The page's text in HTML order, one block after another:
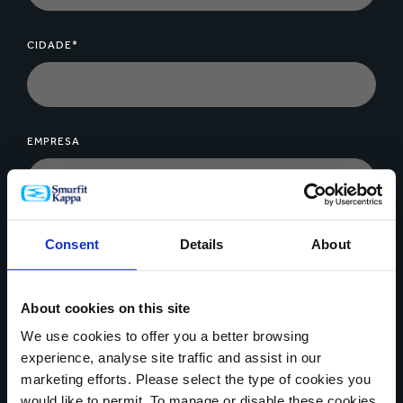
Consent Details About
About cookies on this site
We use cookies to offer you a better browsing
experience, analyse site traffic and assist in our
marketing efforts. Please select the type of cookies you
CIDADE*
EMPRESA
MENSAGEM*
Upload de arquivo